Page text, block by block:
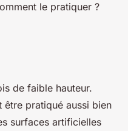
le pratiquer ?
de faible hauteur.
être pratiqué aussi bien
surfaces artificielles